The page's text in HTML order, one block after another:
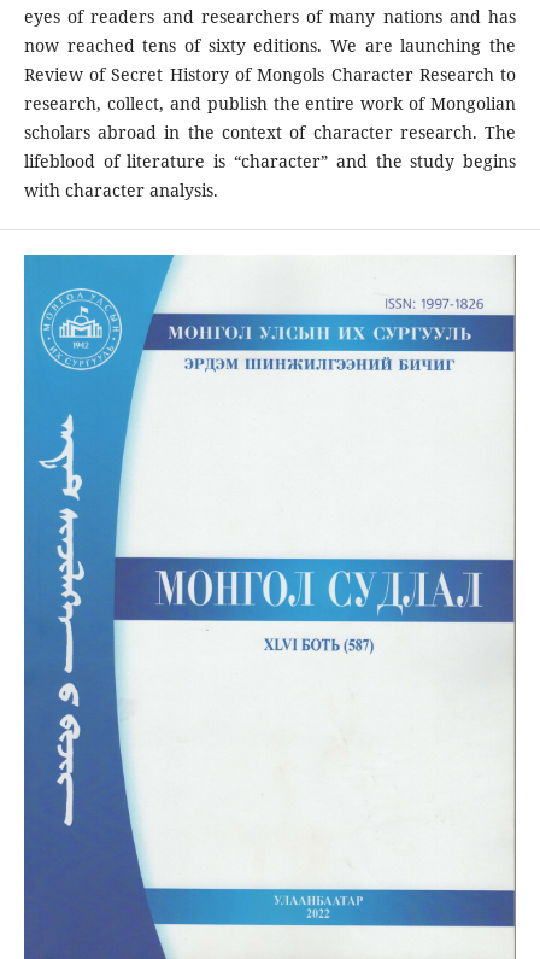
eyes of readers and researchers of many nations and has
now reached tens of sixty editions. We are launching the
Review of Secret History of Mongols Character Research to
research, collect, and publish the entire work of Mongolian
scholars abroad in the context of character research. The
lifeblood of literature is “character” and the study begins
with character analysis.